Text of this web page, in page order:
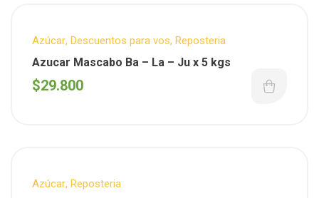
Azúcar, Descuentos para vos, Reposteria
Azucar Mascabo Ba – La – Ju x 5 kgs
$29.800
Azúcar, Reposteria